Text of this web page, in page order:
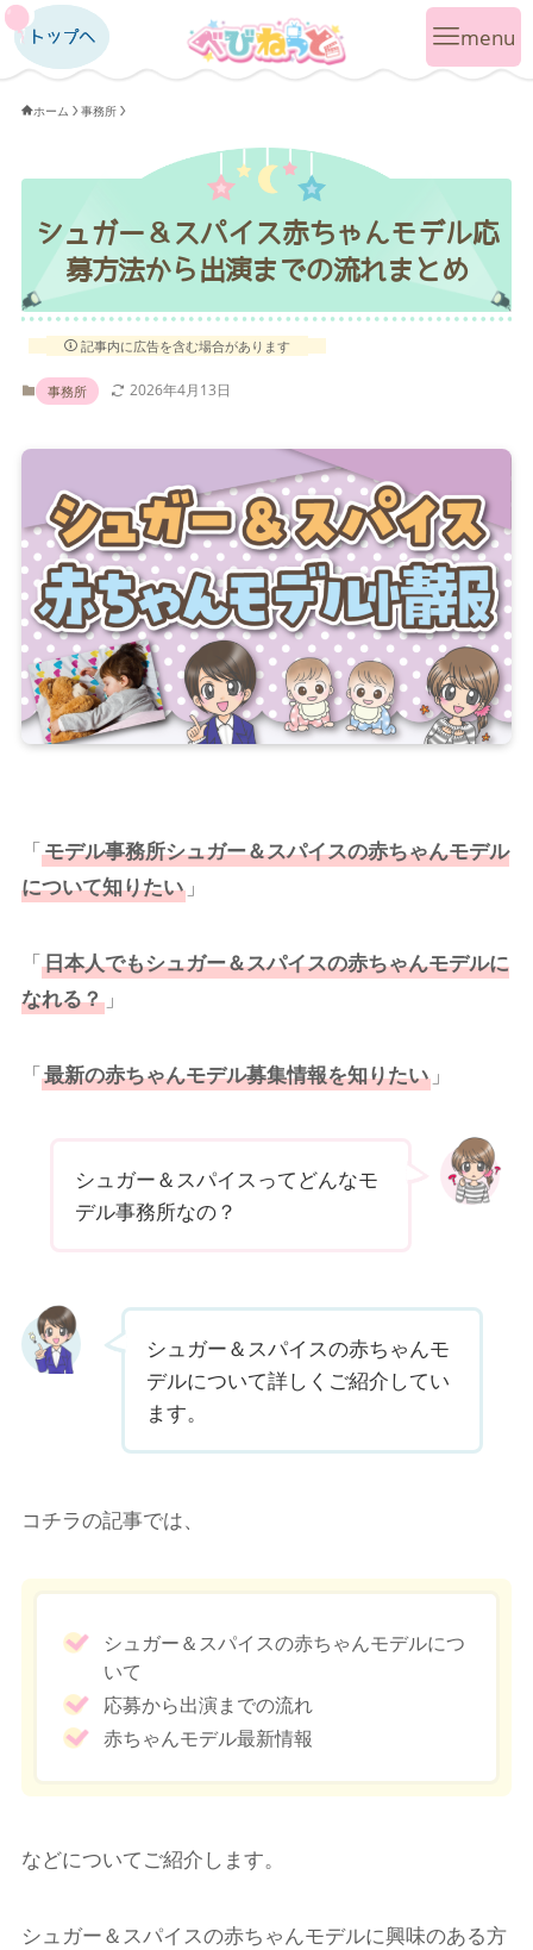
トップへ
トップへ
ホーム 事務所
シュガー＆スパイス赤ちゃんモデル応
募方法から出演までの流れまとめ
記事内に広告を含む場合があります
事務所 2026年4月13日
「モデル事務所シュガー＆スパイスの赤ちゃんモデル
について知りたい」
「日本人でもシュガー＆スパイスの赤ちゃんモデルに
なれる？」
「最新の赤ちゃんモデル募集情報を知りたい」
シュガー＆スパイスってどんなモ
デル事務所なの？
シュガー＆スパイスの赤ちゃんモ
デルについて詳しくご紹介してい
ます。
コチラの記事では、
シュガー＆スパイスの赤ちゃんモデルにつ
いて
応募から出演までの流れ
赤ちゃんモデル最新情報
などについてご紹介します。
シュガー＆スパイスの赤ちゃんモデルに興味のある方